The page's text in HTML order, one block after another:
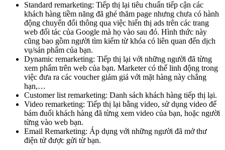
Standard remarketing: Tiếp thị lại tiêu chuẩn tiếp cận các
khách hàng tiềm năng đã ghé thăm page nhưng chưa có hành
động chuyển đổi thông qua việc hiển thị ads trên các trang
web đối tác của Google mà họ vào sau đó. Hình thức này
cũng bao gồm người tìm kiếm từ khóa có liên quan đến dịch
vụ/sản phẩm của bạn.
Dynamic remarketing: Tiếp thị lại với những người đã từng
xem phẩm trên web của bạn. Marketer có thể linh động trong
việc đưa ra các voucher giảm giá với mặt hàng này chẳng
hạn,…
Customer list remarketing: Danh sách khách hàng tiếp thị lại.
Video remarketing: Tiếp thị lại bằng video, sử dụng video để
bám đuổi khách hàng đã từng xem video của bạn, hoặc người
từng vào web bạn.
Email Remarketing: Áp dụng với những người đã mở thư
điện tử được gửi từ bạn.